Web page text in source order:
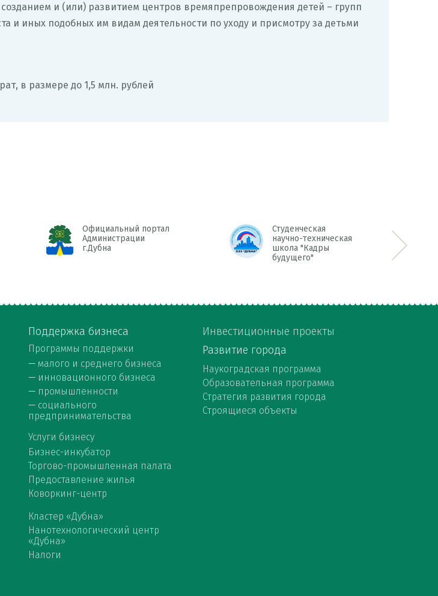
и (или) развитием центров времяпрепровождения детей – групп
и иных подобных им видам деятельности по уходу и присмотру за детьми
в размере до 1,5 млн. рублей
портал
Студенческая
научно-техническая
Next >>
Поддержка бизнеса
Программы поддержки
— малого и среднего бизнеса
— инновационного бизнеса
— промышленности
— социального
предпринимательства
Услуги бизнесу
Бизнес-инкубатор
Торгово-промышленная палата
Предоставление жилья
Коворкинг-центр
Кластер «Дубна»
Нанотехнологический центр
«Дубна»
Налоги
Инвестиционные проекты
Развитие города
Наукоградская программа
Образовательная программа
Стратегия развития города
Строящиеся объекты